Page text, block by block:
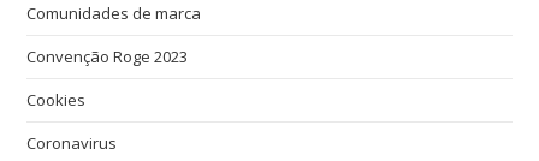
Comunidades de marca
Convenção Roge 2023
Cookies
Coronavirus